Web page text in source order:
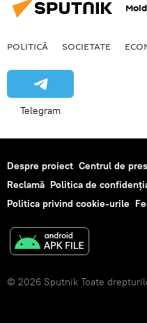
POLITICĂ SOCIETATE
Telegram
Despre proiect Centrul de
Reclamă Politica de
Politica privind cookie-urile
© 2026 Sputnik Toate